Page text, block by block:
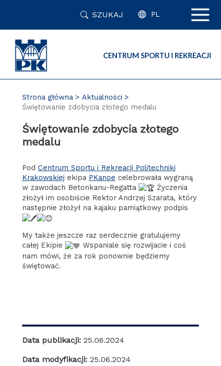
SZUKAJ PL
CENTRUM SPORTU I REKREACJI
Strona główna
Aktualności
Świętowanie zdobycia złotego medalu
Świętowanie zdobycia złotego
medalu
Pod Centrum Sportu i Rekreacji Politechniki
Krakowskiej ekipa PKanoe celebrowała wygraną
w zawodach Betonkanu-Regatta
Życzenia
złożył im osobiście Rektor Andrzej Szarata, który
następnie złożył na kajaku pamiątkowy podpis
My także jeszcze raz serdecznie gratulujemy
całej Ekipie
Wspaniale się rozwijacie i coś
nam mówi, że za rok ponownie będziemy
świętować.
Data publikacji: 25.06.2024
Data modyfikacji: 25.06.2024